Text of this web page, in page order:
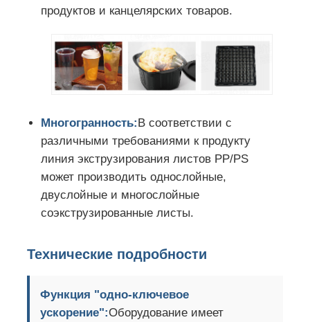
продуктов и канцелярских товаров.
Многогранность:В соответствии с
различными требованиями к продукту
линия экструзирования листов PP/PS
может производить однослойные,
двуслойные и многослойные
соэкструзированные листы.
Технические подробности
Функция "одно-ключевое
ускорение":Оборудование имеет